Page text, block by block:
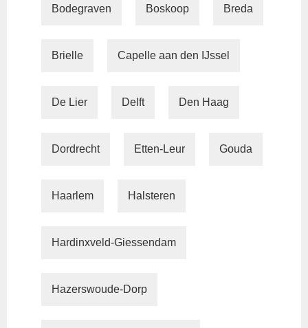
Bodegraven Boskoop Breda
Brielle Capelle aan den IJssel
De Lier Delft Den Haag
Dordrecht Etten-Leur Gouda
Haarlem Halsteren
Hardinxveld-Giessendam
Hazerswoude-Dorp